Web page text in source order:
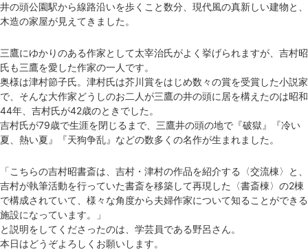
井の頭公園駅から線路沿いを歩くこと数分、現代風の真新しい建物と、
木造の家屋が見えてきました。
三鷹にゆかりのある作家として太宰治氏がよく挙げられますが、吉村昭
氏も三鷹を愛した作家の一人です。
奥様は津村節子氏。津村氏は芥川賞をはじめ数々の賞を受賞した小説家
で、そんな大作家どうしのお二人が三鷹の井の頭に居を構えたのは昭和
44年、吉村氏が42歳のときでした。
吉村氏が79歳で生涯を閉じるまで、三鷹井の頭の地で『破獄』『冷い
夏、熱い夏』『天狗争乱』などの数多くの名作が生まれました。
「こちらの吉村昭書斎は、吉村・津村の作品を紹介する〈交流棟〉と、
吉村が執筆活動を行っていた書斎を移築して再現した〈書斎棟〉の2棟
で構成されていて、様々な角度から夫婦作家について知ることができる
施設になっています。」
と説明をしてくださったのは、学芸員である野呂さん。
本日はどうぞよろしくお願いします。